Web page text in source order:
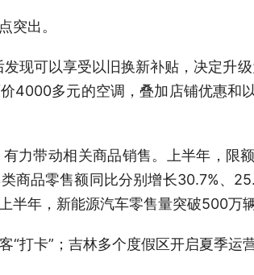
出。
可以享受以旧换新补贴，决定升级
4000多元的空调，叠加店铺优惠和
带动相关商品销售。上半年，限
商品零售额同比分别增长30.7%、
半年，新能源汽车零售量突破500万
打卡”；吉林多个度假区开启夏季